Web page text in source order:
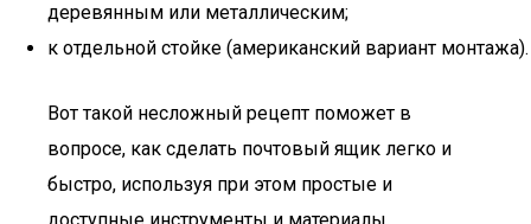
деревянным или металлическим;
к отдельной стойке (американский вариант монтажа).
Вот такой несложный рецепт поможет в
вопросе, как сделать почтовый ящик легко и
быстро, используя при этом простые и